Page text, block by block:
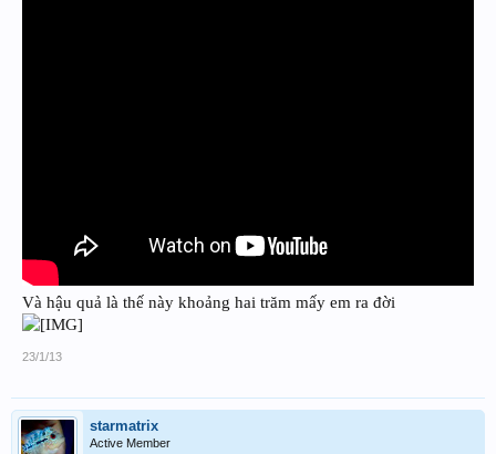
Và hậu quả là thế này khoảng hai trăm mấy em ra đời
23/1/13
starmatrix
Active Member